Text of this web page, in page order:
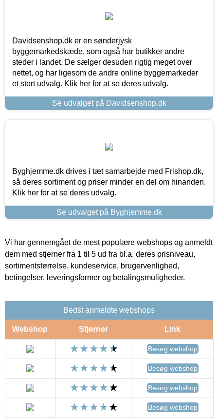
Davidsenshop.dk er en sønderjysk
byggemarkedskæde, som også har butikker andre
steder i landet. De sælger desuden rigtig meget over
nettet, og har ligesom de andre online byggemarkeder
et stort udvalg. Klik her for at se deres udvalg.
Se udvalget på Davidsenshop.dk
Byghjemme.dk drives i tæt samarbejde med Frishop.dk,
så deres sortiment og priser minder en del om hinanden.
Klik her for at se deres udvalg.
Se udvalget på Byghjemme.dk
Vi har gennemgået de mest populære webshops og anmeldt
dem med stjerner fra 1 til 5 ud fra bl.a. deres prisniveau,
sortimentstørrelse, kundeservice, brugervenlighed,
betingelser, leveringsformer og betalingsmuligheder.
Bedst anmeldte webshops
Webshop Stjerner Link
Besøg webshop
Besøg webshop
Besøg webshop
Besøg webshop